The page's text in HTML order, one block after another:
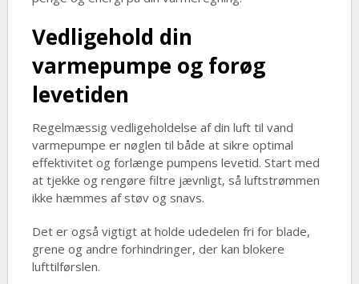
Vedligehold din
varmepumpe og forøg
levetiden
Regelmæssig vedligeholdelse af din luft til vand
varmepumpe er nøglen til både at sikre optimal
effektivitet og forlænge pumpens levetid. Start med
at tjekke og rengøre filtre jævnligt, så luftstrømmen
ikke hæmmes af støv og snavs.
Det er også vigtigt at holde udedelen fri for blade,
grene og andre forhindringer, der kan blokere
lufttilførslen.